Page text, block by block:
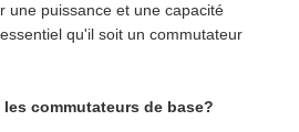
une puissance et une capacité
qu'il soit un commutateur
commutateurs de base?